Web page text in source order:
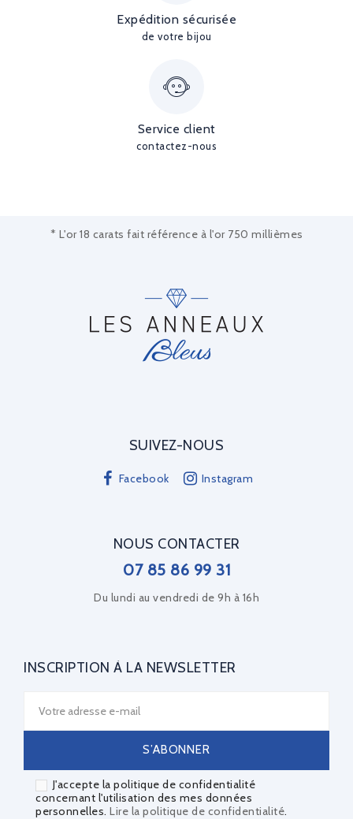
Expédition sécurisée
de votre bijou
Service client
contactez-nous
* L'or 18 carats fait référence à l'or 750 millièmes
SUIVEZ-NOUS
Facebook Instagram
NOUS CONTACTER
07 85 86 99 31
Du lundi au vendredi de 9h à 16h
INSCRIPTION À LA NEWSLETTER
J'accepte la politique de confidentialité
concernant l'utilisation des mes données
personnelles. Lire la politique de confidentialité.